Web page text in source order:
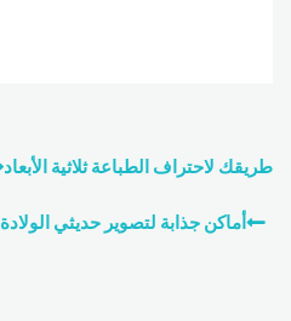
تصفّح
المقالات
طريقك لاحتراف الطباعة ثلاثية الأبعاد
أماكن جذابة لتصوير حديثي الولادة